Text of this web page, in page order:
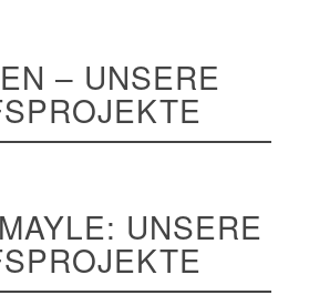
– UNSERE
UNSERE